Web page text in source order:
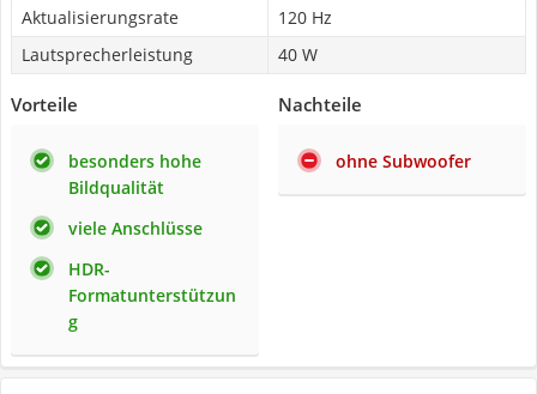
Aktualisierungsrate
120 Hz
Lautsprecherleistung
40 W
Vorteile
besonders hohe
Bildqualität
viele Anschlüsse
HDR-
Formatunterstützun
g
Nachteile
ohne Subwoofer